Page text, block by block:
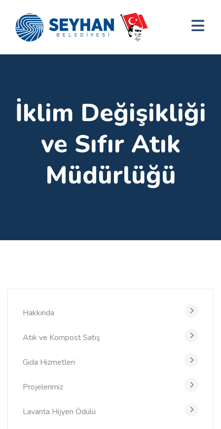
İklim Değişikliği
ve Sıfır Atık
Müdürlüğü
Hakkında
Atık ve Kompost Satış
Gıda Hizmetleri
Projelerimiz
Lavanta Hijyen Ödülü